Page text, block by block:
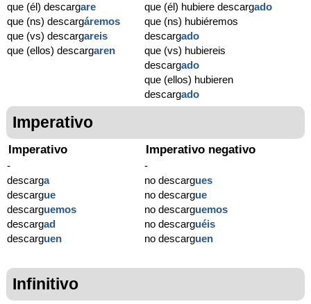
que (él) descargare
que (ns) descargáremos
que (vs) descargareis
que (ellos) descargaren
que (él) hubiere descargado
que (ns) hubiéremos
descargado
que (vs) hubiereis
descargado
que (ellos) hubieren
descargado
Imperativo
Imperativo
-
descarga
descargue
descarguemos
descargad
descarguen
Imperativo negativo
-
no descargues
no descargue
no descarguemos
no descarguéis
no descarguen
Infinitivo